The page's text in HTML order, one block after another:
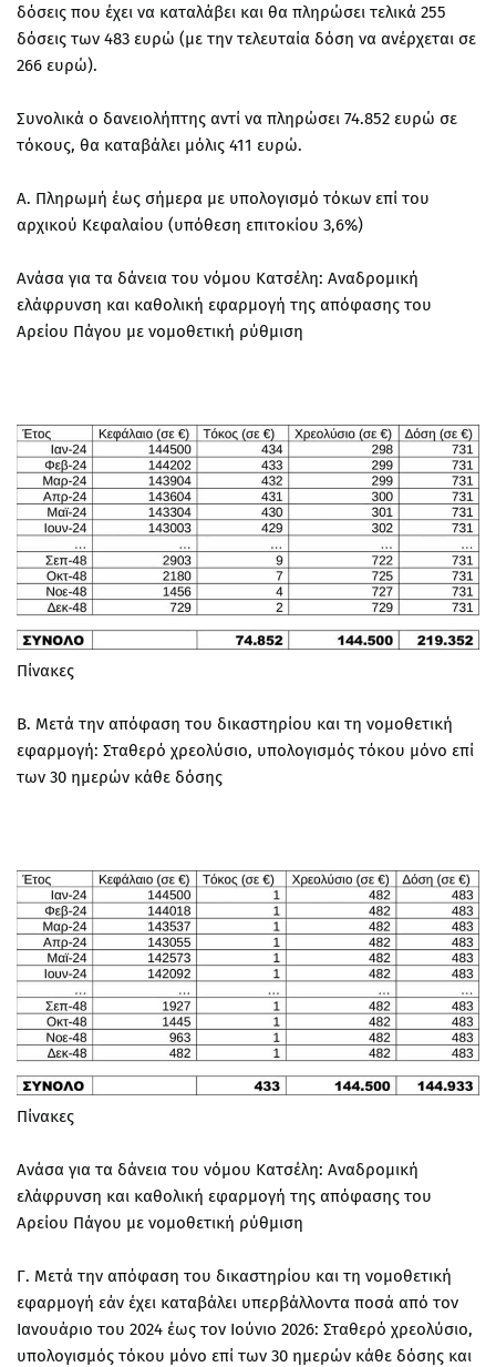
δόσεις που έχει να καταλάβει και θα πληρώσει τελικά 255
δόσεις των 483 ευρώ (με την τελευταία δόση να ανέρχεται σε
266 ευρώ).
Συνολικά ο δανειολήπτης αντί να πληρώσει 74.852 ευρώ σε
τόκους, θα καταβάλει μόλις 411 ευρώ.
Α. Πληρωμή έως σήμερα με υπολογισμό τόκων επί του
αρχικού Κεφαλαίου (υπόθεση επιτοκίου 3,6%)
Ανάσα για τα δάνεια του νόμου Κατσέλη: Αναδρομική
ελάφρυνση και καθολική εφαρμογή της απόφασης του
Αρείου Πάγου με νομοθετική ρύθμιση
Πίνακες
Β. Μετά την απόφαση του δικαστηρίου και τη νομοθετική
εφαρμογή: Σταθερό χρεολύσιο, υπολογισμός τόκου μόνο επί
των 30 ημερών κάθε δόσης
Πίνακες
Ανάσα για τα δάνεια του νόμου Κατσέλη: Αναδρομική
ελάφρυνση και καθολική εφαρμογή της απόφασης του
Αρείου Πάγου με νομοθετική ρύθμιση
Γ. Μετά την απόφαση του δικαστηρίου και τη νομοθετική
εφαρμογή εάν έχει καταβάλει υπερβάλλοντα ποσά από τον
Ιανουάριο του 2024 έως τον Ιούνιο 2026: Σταθερό χρεολύσιο,
υπολογισμός τόκου μόνο επί των 30 ημερών κάθε δόσης και